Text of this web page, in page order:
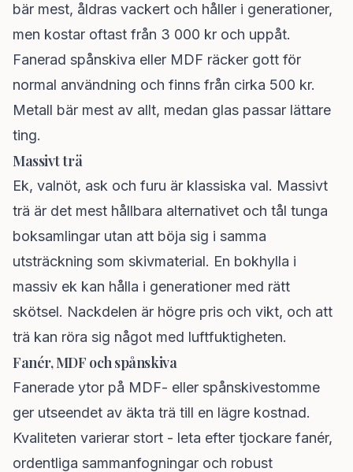
bär mest, åldras vackert och håller i generationer,
men kostar oftast från 3 000 kr och uppåt.
Fanerad spånskiva eller MDF räcker gott för
normal användning och finns från cirka 500 kr.
Metall bär mest av allt, medan glas passar lättare
ting.
Massivt trä
Ek, valnöt, ask och furu är klassiska val. Massivt
trä är det mest hållbara alternativet och tål tunga
boksamlingar utan att böja sig i samma
utsträckning som skivmaterial. En bokhylla i
massiv ek kan hålla i generationer med rätt
skötsel. Nackdelen är högre pris och vikt, och att
trä kan röra sig något med luftfuktigheten.
Fanér, MDF och spånskiva
Fanerade ytor på MDF- eller spånskivestomme
ger utseendet av äkta trä till en lägre kostnad.
Kvaliteten varierar stort - leta efter tjockare fanér,
ordentliga sammanfogningar och robust